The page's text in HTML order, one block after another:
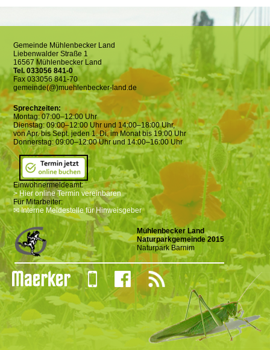
Gemeinde Mühlenbecker Land
Liebenwalder Straße 1
16567 Mühlenbecker Land
Tel. 033056 841-0
Fax 033056 841-70
gemeinde(@)muehlenbecker-land.de
Sprechzeiten:
Montag: 07:00–12:00 Uhr
Dienstag: 09:00–12:00 Uhr und 14:00–18:00 Uhr,
von Apr. bis Sept. jeden 1. Di. im Monat bis 19:00 Uhr
Donnerstag: 09:00–12:00 Uhr und 14:00–16:00 Uhr
Einwohnermeldeamt:
> Hier online Termin vereinbaren
Für Mitarbeiter:
✉ Interne Meldestelle für Hinweisgeber
Mühlenbecker Land
Naturparkgemeinde 2015
Naturpark Barnim